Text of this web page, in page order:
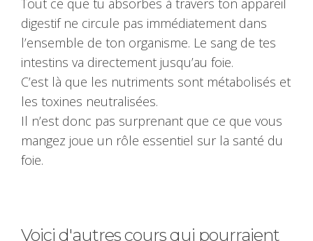
Tout ce que tu absorbes à travers ton appareil
digestif ne circule pas immédiatement dans
l’ensemble de ton organisme. Le sang de tes
intestins va directement jusqu’au foie.
C’est là que les nutriments sont métabolisés et
les toxines neutralisées.
Il n’est donc pas surprenant que ce que vous
mangez joue un rôle essentiel sur la santé du
foie.
Voici d'autres cours qui pourraient